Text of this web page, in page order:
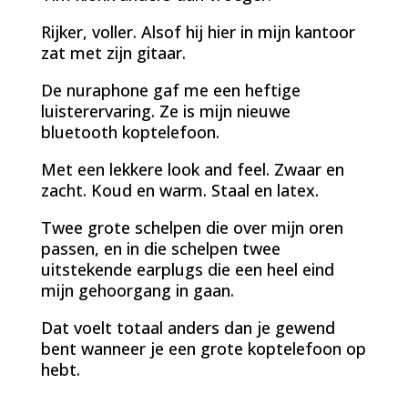
Rijker, voller. Alsof hij hier in mijn kantoor
zat met zijn gitaar.
De nuraphone gaf me een heftige
luisterervaring. Ze is mijn nieuwe
bluetooth koptelefoon.
Met een lekkere look and feel. Zwaar en
zacht. Koud en warm. Staal en latex.
Twee grote schelpen die over mijn oren
passen, en in die schelpen twee
uitstekende earplugs die een heel eind
mijn gehoorgang in gaan.
Dat voelt totaal anders dan je gewend
bent wanneer je een grote koptelefoon op
hebt.